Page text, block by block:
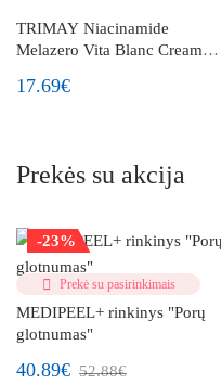
TRIMAY Niacinamide
Melazero Vita Blanc Cream
šaltalankiais
17.69€
Prekės su akcija
-23%
Prekė su pasirinkimais
MEDIPEEL+ rinkinys "Porų
glotnumas"
40.89€ 52.88€